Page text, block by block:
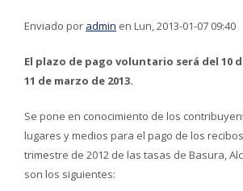
Enviado por admin en Lun, 2013-01-07 09:40
El plazo de pago voluntario será del 10
11 de marzo de 2013.
Se pone en conocimiento de los
lugares y medios para el pago de los
trimestre de 2012 de las tasas de Basura,
son los siguientes: